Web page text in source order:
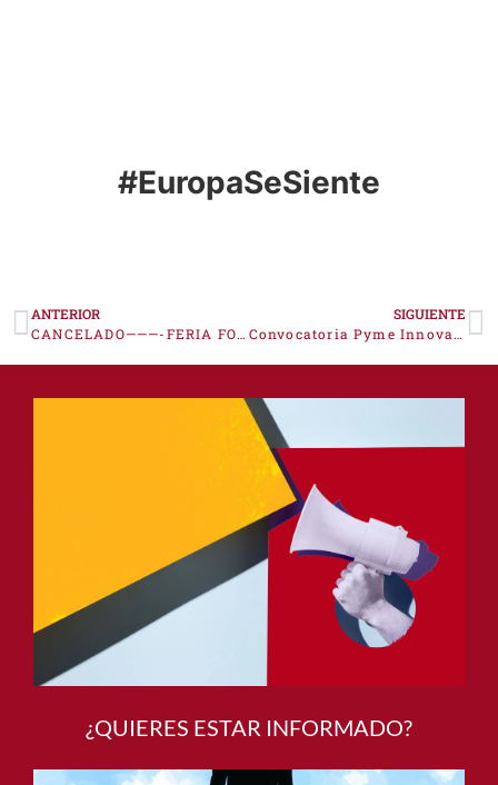
CANCELADO———-FERIA FOODEX TOKIO (JAPÓN) 2026